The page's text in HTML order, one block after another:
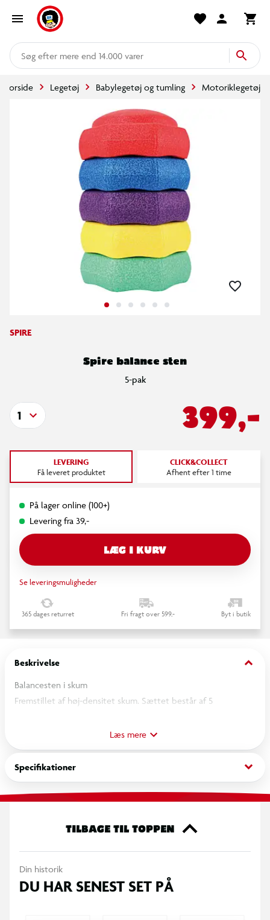
mere end 14.000 varer
Forside Legetøj Babylegetøj og tumling Motoriklegetøj
SPIRE
Spire balance sten
5-pak
399,-
1
LEVERING
Få leveret produktet
CLICK&COLLECT
Afhent efter 1 time
På lager online (100+)
Levering fra 39,-
LÆG I KURV
Se leveringsmuligheder
365 dages returret Fri fragt over 599,- Byt i butik
Beskrivelse keyboard_arrow_down
Balancesten i skum
Fremstillet af høj-densitet skum. Sættet består af 5
Produkt efter stabling: 26 x 40cm
Læs mere
Specifikationer keyboard_arrow_down
TILBAGE TIL TOPPEN
Din historik
DU HAR SENEST SET PÅ